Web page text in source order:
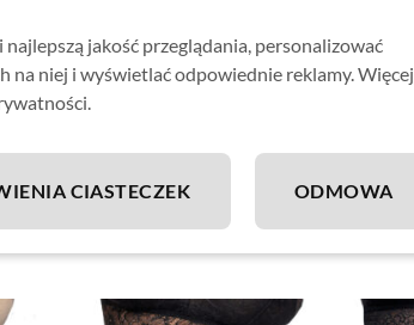
na co dzień.
bawełna, 8% elastan
jakość przeglądania, personalizować
na niej i wyświetlać odpowiednie reklamy. Więcej
CIASTECZEK ODMOWA